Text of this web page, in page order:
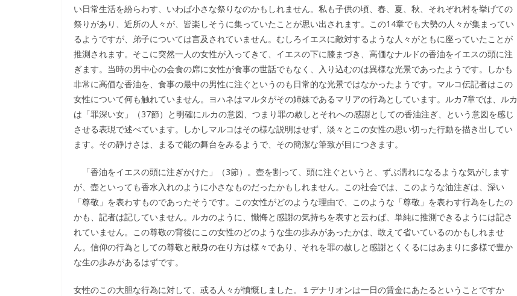
い日常生活を紛らわす、いわば小さな祭りなのかもしれません。私も子供の頃、春、夏、秋、それぞれ村を挙げての
祭りがあり、近所の人々が、皆楽しそうに集っていたことが思い出されます。この14章でも大勢の人々が集まってい
るようですが、弟子については言及されていません。むしろイエスに敵対するような人々がともに座っていたことが
推測されます。そこに突然一人の女性が入ってきて、イエスの下に膝まづき、高価なナルドの香油をイエスの頭に注
ぎます。当時の男中心の会食の席に女性が食事の世話でもなく、入り込むのは異様な光景であったようです。しかも
非常に高価な香油を、食事の最中の男性に注ぐというのも日常的な光景ではなかったようです。マルコ伝記者はこの
女性について何も触れていません。ヨハネはマルタがその姉妹であるマリアの行為としています。ルカ7章では、ルカ
は「罪深い女」（37節）と明確にルカの意図、つまり罪の赦しとそれへの感謝としての香油注ぎ、という意図を感じ
させる表現で述べています。しかしマルコはその様な説明はせず、淡々とこの女性の思い切った行動を描き出してい
ます。その静けさは、まるで能の舞台をみるようで、その簡潔な筆致が目につきます。
「香油をイエスの頭に注ぎかけた」（3節）。壺を割って、頭に注ぐというと、ずぶ濡れになるような気がします
が、壺といっても香水入れのように小さなものだったかもしれません。この社会では、このような油注ぎは、深い
「尊敬」を表わすものであったそうです。この女性がどのような理由で、このような「尊敬」を表わす行為をしたの
かも、記者は記していません。ルカのように、懺悔と感謝の気持ちを表すと云わば、単純に推測できるようには記さ
れていません。この尊敬の背後にこの女性のどのような生の歩みがあったかは、敢えて省いているのかもしれませ
ん。信仰の行為としての尊敬と献身の在り方は様々であり、それを罪の赦しと感謝とくくるにはあまりに多様で豊か
な生の歩みがあるはずです。
女性のこの大胆な行為に対して、或る人々が憤慨しました。１デナリオンは一日の賃金にあたるということですか